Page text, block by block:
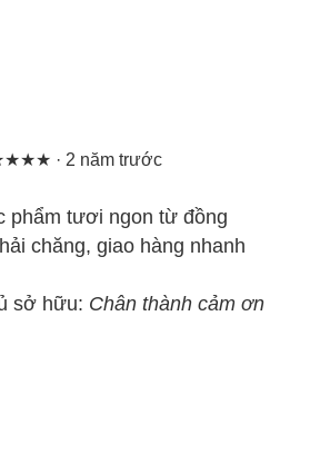
· 2 năm trước
phẩm tươi ngon từ đồng
chăng, giao hàng nhanh
sở hữu: Chân thành cảm ơn